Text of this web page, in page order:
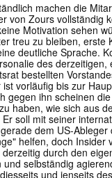
machen die
von Zours vollständig
Motivation sehen
treu zu bleiben, erste
deutliche Sprache.
des derzeitigen,
bestellten
vorläufig bis zur
gegen ihn scheinen
haben, wie sich aus
soll mit seiner
dem US-Ableger
helfen, doch Insider
durch den
selbständig
und jenseits